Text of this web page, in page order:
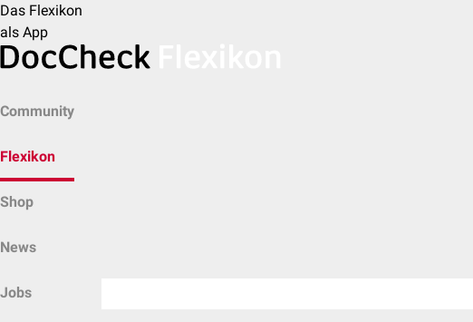
Das Flexikon
als App
Community
Flexikon
Shop
News
Jobs